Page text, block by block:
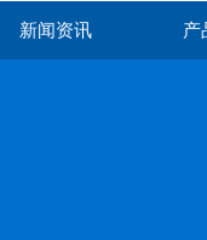
新闻资讯 产